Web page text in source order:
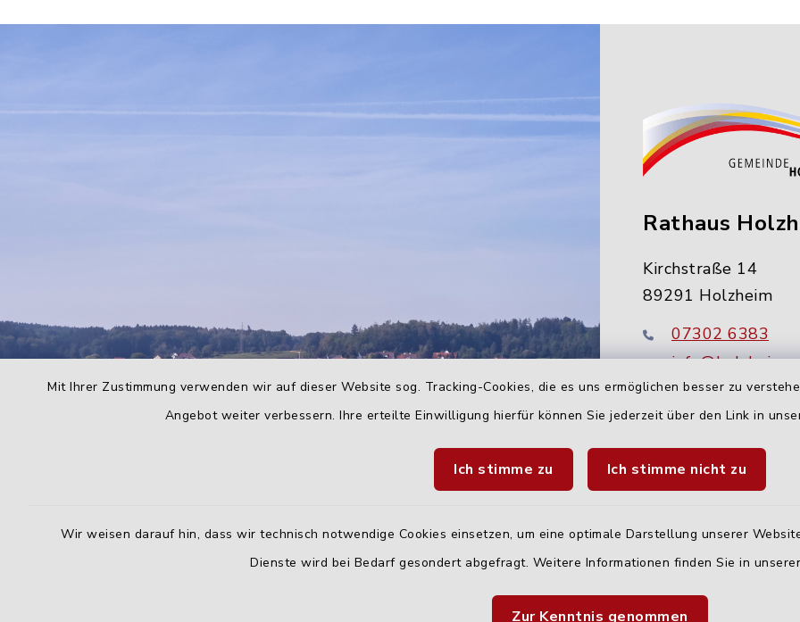
Mit Ihrer Zustimmung verwenden wir auf dieser Website sog. Tracking-Cookies, die es uns ermöglichen besser zu
Angebot weiter verbessern. Ihre erteilte Einwilligung hierfür können Sie jederzeit über den Link in
Ich stimme zu Ich stimme nicht zu
Wir weisen darauf hin, dass wir technisch notwendige Cookies einsetzen, um eine optimale Darstellung unserer
Dienste wird bei Bedarf gesondert abgefragt. Weitere Informationen finden Sie in
Zur Kenntnis genommen
Rathaus
Kirchstraße 14
89291 Holzheim
07302 6383
info@holzheim-